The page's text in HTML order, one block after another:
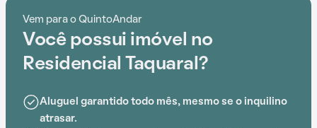
entretenimento para todas as idades.
Além disso, a localização próximo a Colégio Santa
Carvalho, UBS Campo Grande, Emei Dr. João de Deus
Bueno dos Reis e Projeto Kids está prontamente
Vem para o QuintoAndar
Você possui imóvel no
Residencial Taquaral?
Aluguel garantido todo mês, mesmo se o inquilino
atrasar.